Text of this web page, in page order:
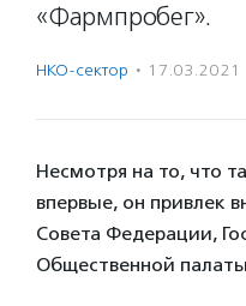
«Фармпробег».
НКО-сектор · 17.03.2021
Несмотря на то, что
впервые, он привлек
Совета Федерации,
Общественной